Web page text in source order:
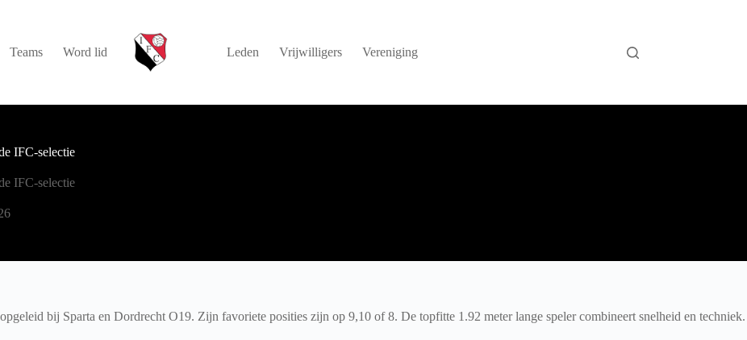
Teams Word lid Leden Vrijwilligers Vereniging
IFC-selectie
IFC-selectie
bij Sparta en Dordrecht O19. Zijn favoriete posities zijn op 9,10 of 8. De topfitte 1.92 meter lange speler combineert snelheid en techniek.